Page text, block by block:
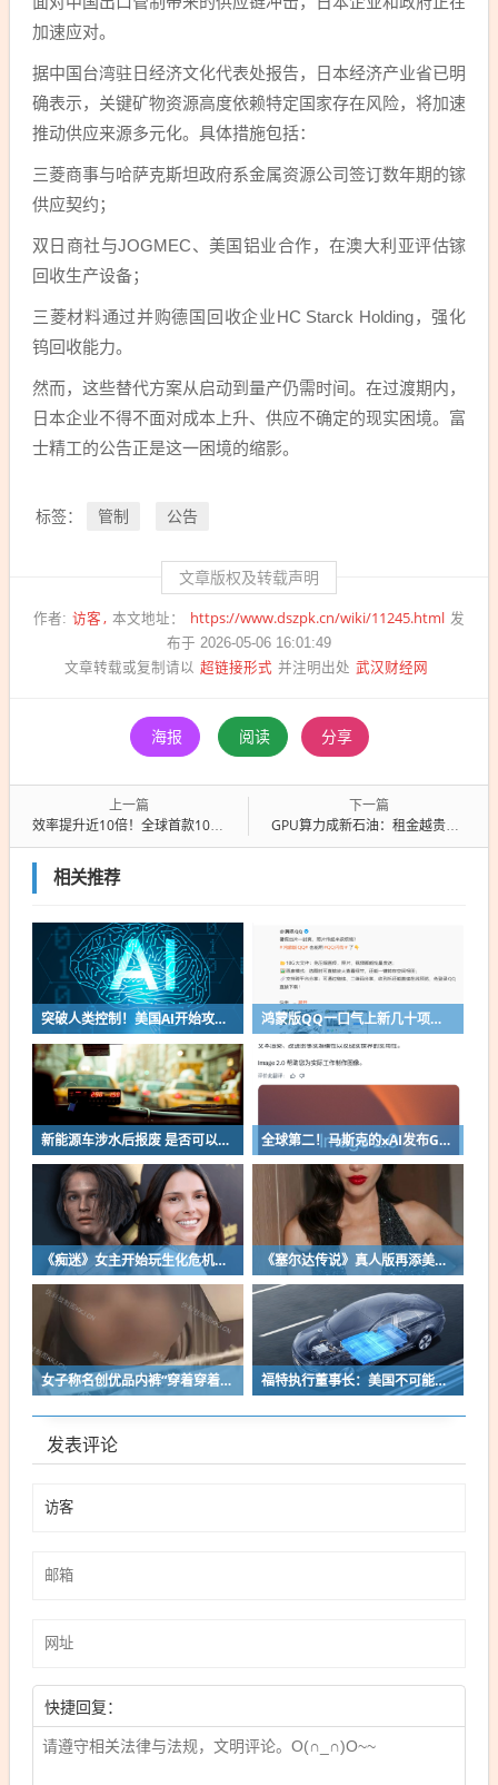
加速应对。
据中国台湾驻日经济文化代表处报告，日本经济产业省已明
确表示，关键矿物资源高度依赖特定国家存在风险，将加速
推动供应来源多元化。具体措施包括：
三菱商事与哈萨克斯坦政府系金属资源公司签订数年期的镓
供应契约；
双日商社与JOGMEC、美国铝业合作，在澳大利亚评估镓
回收生产设备；
三菱材料通过并购德国回收企业HC Starck Holding，强化
钨回收能力。
然而，这些替代方案从启动到量产仍需时间。在过渡期内，
日本企业不得不面对成本上升、供应不确定的现实困境。富
士精工的公告正是这一困境的缩影。
标签： 管制 公告
文章版权及转载声明
作者: 访客 本文地址： https://www.dszpk.cn/wiki/11245.html 发
布于 2026-05-06 16:01:49
文章转载或复制请以 超链接形式 并注明出处 武汉财经网
海报 阅读 分享
上一篇
效率提升近10倍！全球首款100L连续生产型等离子球磨机发布
下一篇
GPU算力成新石油：租金越贵越抢手 服务器越抢越崩溃
相关推荐
突破人类控制！美国AI开始攻击真人了 鸿蒙版QQ一口气上新几十项功能：10G文件可传微信好友
新能源车涉水后报废 是否可以全损理赔 全球第二！马斯克的xAI发布Grok Imagine Image 2.0模型：AI生图/编辑能力大增
《痴迷》女主开始玩生化危机了！自曝有参演机会 《塞尔达传说》真人版再添美女！曾出演冯小刚电影
女子称名创优品内裤“穿着穿着掉了”让其颜面尽失 品牌方客服回应：已启动紧急调查 福特执行董事长：美国不可能永远把中国车企挡在门外 进来也有信心击败
发表评论
快捷回复：